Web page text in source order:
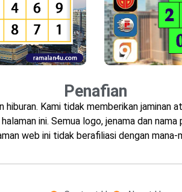
Penafian
Kami tidak memberikan
ini. Semua logo, jenama dan
web ini tidak berafiliasi dengan mana-